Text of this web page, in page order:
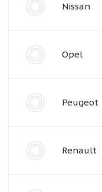
Nissan
Opel
Peugeot
Renault